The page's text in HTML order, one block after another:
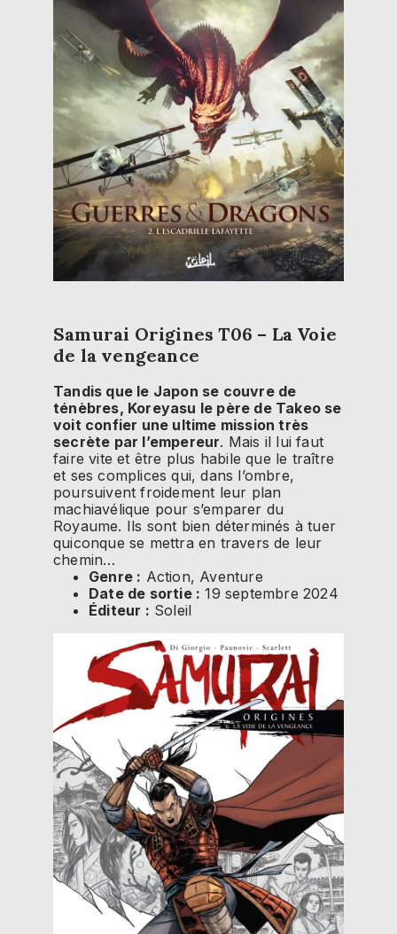
Samurai Origines T06 – La Voie
de la vengeance
Tandis que le Japon se couvre de
ténèbres, Koreyasu le père de Takeo se
voit confier une ultime mission très
secrète par l’empereur. Mais il lui faut
faire vite et être plus habile que le traître
et ses complices qui, dans l’ombre,
poursuivent froidement leur plan
machiavélique pour s’emparer du
Royaume. Ils sont bien déterminés à tuer
quiconque se mettra en travers de leur
chemin…
Genre : Action, Aventure
Date de sortie : 19 septembre 2024
Éditeur : Soleil